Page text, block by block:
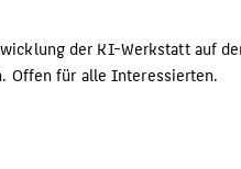
der KI-Werkstatt auf
Offen für alle Interessierten.